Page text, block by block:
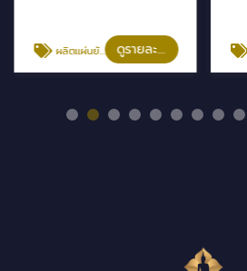
ผลิตเเผ่นยันต์ แผ่นทอง ดูรายละเอียด